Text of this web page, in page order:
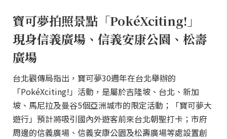
寶可夢拍照景點「PokéXciting!」
現身信義廣場、信義安康公園、松壽
廣場
台北觀傳局指出，寶可夢30週年在台北舉辦的
「PokéXciting!」活動，是屬於吉隆坡、台北、新加
坡、馬尼拉及曼谷5個亞洲城市的限定活動；「寶可夢大
遊行」預計將吸引國內外遊客前來台北朝聖打卡；市府
周邊的信義廣場、信義安康公園及松壽廣場等處設置創